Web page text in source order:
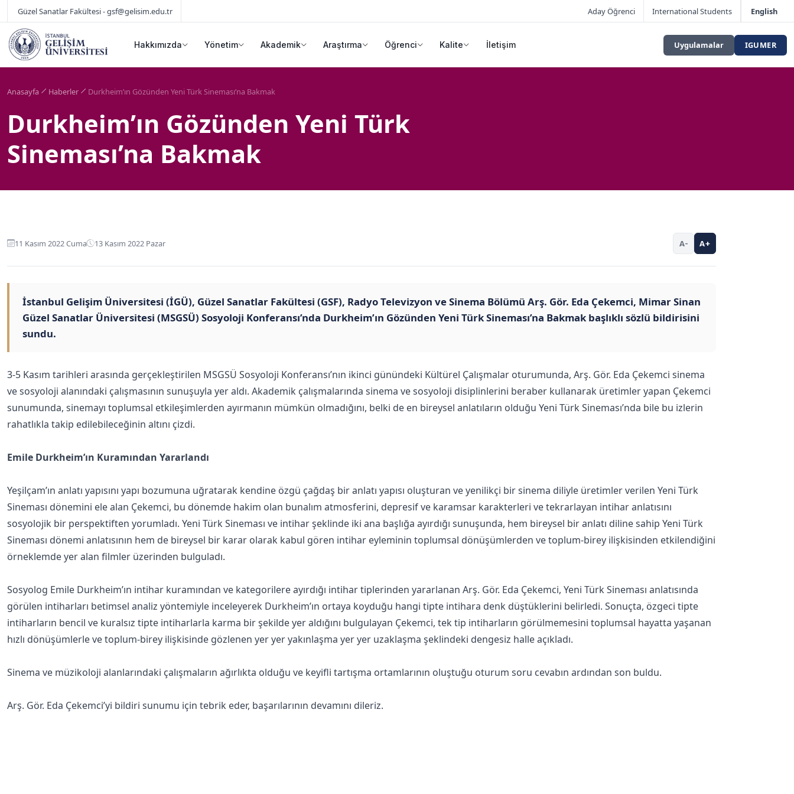
Güzel Sanatlar Fakültesi - gsf@gelisim.edu.tr Aday Öğrenci International Students English
Hakkımızda Yönetim Akademik Araştırma Öğrenci Kalite İletişim Uygulamalar IGUMER
Anasayfa Haberler Durkheim’ın Gözünden Yeni Türk Sineması’na Bakmak
Durkheim’ın Gözünden Yeni Türk
Sineması’na Bakmak
11 Kasım 2022 Cuma 13 Kasım 2022 Pazar A- A+
İstanbul Gelişim Üniversitesi (İGÜ), Güzel Sanatlar Fakültesi (GSF), Radyo Televizyon ve Sinema Bölümü Arş. Gör. Eda Çekemci, Mimar Sinan
Güzel Sanatlar Üniversitesi (MSGSÜ) Sosyoloji Konferansı’nda Durkheim’ın Gözünden Yeni Türk Sineması’na Bakmak başlıklı sözlü bildirisini
sundu.
3-5 Kasım tarihleri arasında gerçekleştirilen MSGSÜ Sosyoloji Konferansı’nın ikinci günündeki Kültürel Çalışmalar oturumunda, Arş. Gör. Eda Çekemci sinema
ve sosyoloji alanındaki çalışmasının sunuşuyla yer aldı. Akademik çalışmalarında sinema ve sosyoloji disiplinlerini beraber kullanarak üretimler yapan Çekemci
sunumunda, sinemayı toplumsal etkileşimlerden ayırmanın mümkün olmadığını, belki de en bireysel anlatıların olduğu Yeni Türk Sineması’nda bile bu izlerin
rahatlıkla takip edilebileceğinin altını çizdi.
Emile Durkheim’ın Kuramından Yararlandı
Yeşilçam’ın anlatı yapısını yapı bozumuna uğratarak kendine özgü çağdaş bir anlatı yapısı oluşturan ve yenilikçi bir sinema diliyle üretimler verilen Yeni Türk
Sineması dönemini ele alan Çekemci, bu dönemde hakim olan bunalım atmosferini, depresif ve karamsar karakterleri ve tekrarlayan intihar anlatısını
sosyolojik bir perspektiften yorumladı. Yeni Türk Sineması ve intihar şeklinde iki ana başlığa ayırdığı sunuşunda, hem bireysel bir anlatı diline sahip Yeni Türk
Sineması dönemi anlatısının hem de bireysel bir karar olarak kabul gören intihar eyleminin toplumsal dönüşümlerden ve toplum-birey ilişkisinden etkilendiğini
örneklemde yer alan filmler üzerinden bulguladı.
Sosyolog Emile Durkheim’ın intihar kuramından ve kategorilere ayırdığı intihar tiplerinden yararlanan Arş. Gör. Eda Çekemci, Yeni Türk Sineması anlatısında
görülen intiharları betimsel analiz yöntemiyle inceleyerek Durkheim’ın ortaya koyduğu hangi tipte intihara denk düştüklerini belirledi. Sonuçta, özgeci tipte
intiharların bencil ve kuralsız tipte intiharlarla karma bir şekilde yer aldığını bulgulayan Çekemci, tek tip intiharların görülmemesini toplumsal hayatta yaşanan
hızlı dönüşümlerle ve toplum-birey ilişkisinde gözlenen yer yer yakınlaşma yer yer uzaklaşma şeklindeki dengesiz halle açıkladı.
Sinema ve müzikoloji alanlarındaki çalışmaların ağırlıkta olduğu ve keyifli tartışma ortamlarının oluştuğu oturum soru cevabın ardından son buldu.
Arş. Gör. Eda Çekemci’yi bildiri sunumu için tebrik eder, başarılarının devamını dileriz.